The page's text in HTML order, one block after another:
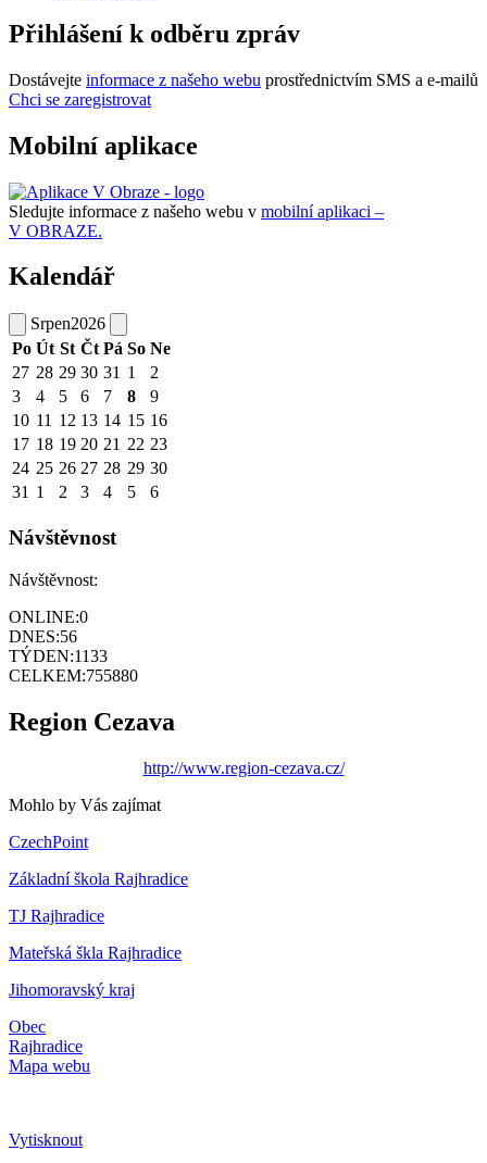
Přihlášení k odběru zpráv
Dostávejte informace z našeho webu prostřednictvím SMS a e-mailů
Chci se zaregistrovat
Mobilní aplikace
Sledujte informace z našeho webu v mobilní aplikaci –
V OBRAZE.
Kalendář
Srpen2026
Po Út St Čt Pá So Ne
27 28 29 30 31 1
2
3
4 5 6 7 8
9
10 11 12 13 14 15 16
17 18 19 20 21 22 23
24 25 26 27 28 29 30
31 1 2 3 4 5 6
Návštěvnost
Návštěvnost:
ONLINE:0
DNES:56
TÝDEN:1133
CELKEM:755880
Region Cezava
http://www.region-cezava.cz/
Mohlo by Vás zajímat
CzechPoint
Základní škola Rajhradice
TJ Rajhradice
Mateřská škla Rajhradice
Jihomoravský kraj
Obec
Rajhradice
Mapa webu
Vytisknout